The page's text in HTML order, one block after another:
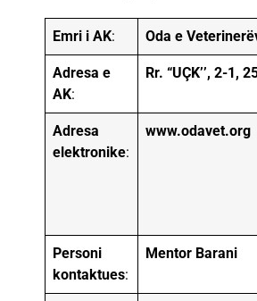
Emri i AK: Oda e
Adresa e
AK:
Rr. “UÇK’’, 2-1,
Adresa
elektronike:
www.odavet.org
Personi
kontaktues:
Mentor Barani